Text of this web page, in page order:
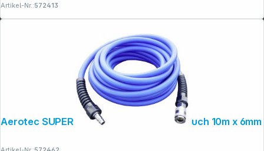
Artikel-Nr.:572413
Aerotec SUPERFLEX PRO Druckluftschlauch 10m x 6mm